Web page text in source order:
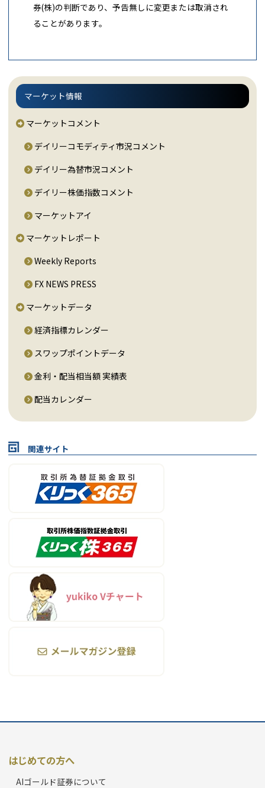
券(株)の判断であり、予告無しに変更または取消され
ることがあります。
マーケット情報
マーケットコメント
デイリーコモディティ市況コメント
デイリー為替市況コメント
デイリー株価指数コメント
マーケットアイ
マーケットレポート
Weekly Reports
FX NEWS PRESS
マーケットデータ
経済指標カレンダー
スワップポイントデータ
金利・配当相当額 実績表
配当カレンダー
関連サイト
はじめての方へ
AIゴールド証券について